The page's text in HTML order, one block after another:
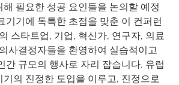
필요한 성공 요인들을 논의할 예정
기기에 독특한 초점을 맞춘 이 컨퍼런
스타트업, 기업, 혁신가, 연구자, 의료
사결정자들을 환영하여 실습적이고
간 규모의 행사로 자리 잡습니다. 유럽
의 진정한 도입을 이루고, 진정으로